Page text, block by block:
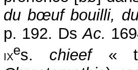
du bœuf bouilli,
p. 192. DsAc.
ixes. chieef«